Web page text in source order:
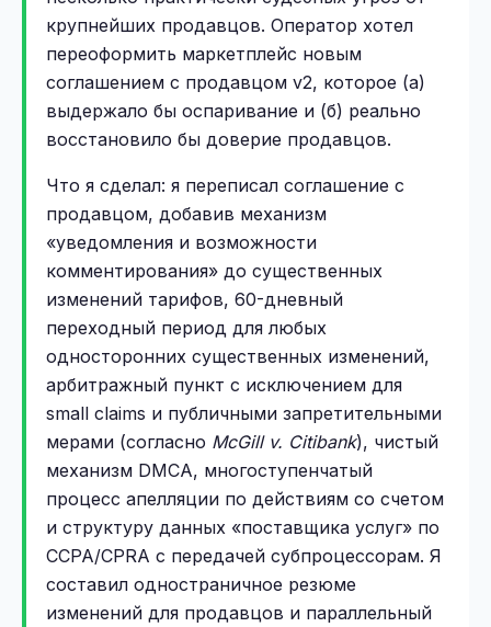
крупнейших продавцов. Оператор хотел
переоформить маркетплейс новым
соглашением с продавцом v2, которое (а)
выдержало бы оспаривание и (б) реально
восстановило бы доверие продавцов.
Что я сделал: я переписал соглашение с
продавцом, добавив механизм
«уведомления и возможности
комментирования» до существенных
изменений тарифов, 60-дневный
переходный период для любых
односторонних существенных изменений,
арбитражный пункт с исключением для
small claims и публичными запретительными
мерами (согласно McGill v. Citibank), чистый
механизм DMCA, многоступенчатый
процесс апелляции по действиям со счетом
и структуру данных «поставщика услуг» по
CCPA/CPRA с передачей субпроцессорам. Я
составил одностраничное резюме
изменений для продавцов и параллельный